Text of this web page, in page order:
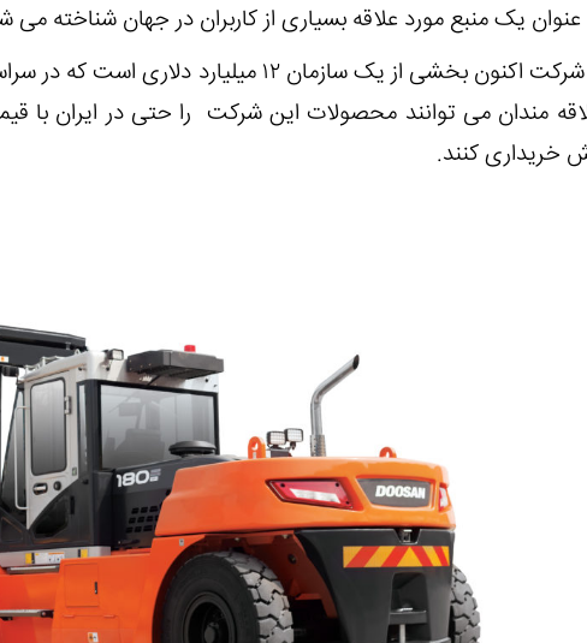
عنوان یک منبع مورد علاقه بسیاری از کاربران در جهان شناخته می
این شرکت اکنون بخشی از یک سازمان ۱۲
مندان می توانند محصولات این شرکت را حتی در ایران
خریداری کنند.